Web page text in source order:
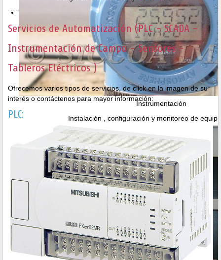
Instrumentación
Instalación , configuración y monitoreo de
Servicios de Automatización (PLC - SCADA -
Instrumentación de Campo - Sensores -
Tableros Eléctricos )
Ofrecemos varios tipos de servicios, de click en la imagen de su
interés o contáctenos para mayor información:
PLC: